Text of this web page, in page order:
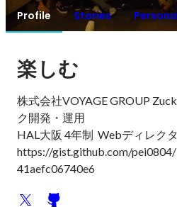
Profile Stories
楽しむ
株式会社VOYAGE GROUP
ク開発・運用
HAL大阪 4年制  Webディレク
https://gist.github.com/
41aefc06740e6